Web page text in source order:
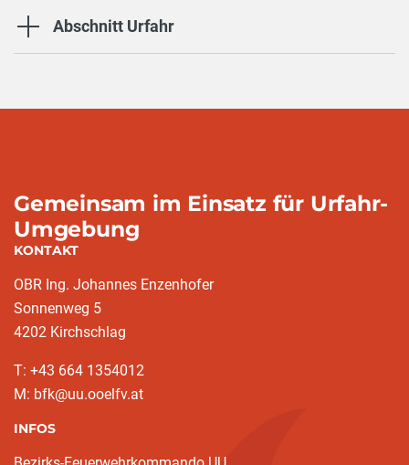
Abschnitt Urfahr
Gemeinsam im Einsatz für Urfahr-
Umgebung
KONTAKT
OBR Ing. Johannes Enzenhofer
Sonnenweg 5
4202 Kirchschlag
T: +43 664 1354012
M: bfk@uu.ooelfv.at
INFOS